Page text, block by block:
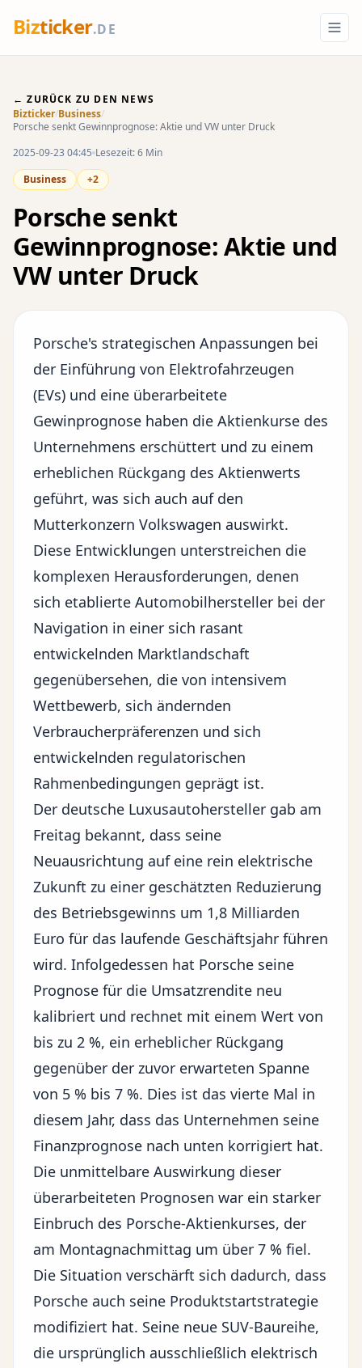
Bizticker.DE
← ZURÜCK ZU DEN NEWS
Bizticker/Business/
Porsche senkt Gewinnprognose: Aktie und VW unter Druck
2025-09-23 04:45 Lesezeit: 6 Min
Business
+2
Porsche senkt
Gewinnprognose: Aktie und
VW unter Druck
Porsche's strategischen Anpassungen bei
der Einführung von Elektrofahrzeugen
(EVs) und eine überarbeitete
Gewinprognose haben die Aktienkurse des
Unternehmens erschüttert und zu einem
erheblichen Rückgang des Aktienwerts
geführt, was sich auch auf den
Mutterkonzern Volkswagen auswirkt.
Diese Entwicklungen unterstreichen die
komplexen Herausforderungen, denen
sich etablierte Automobilhersteller bei der
Navigation in einer sich rasant
entwickelnden Marktlandschaft
gegenübersehen, die von intensivem
Wettbewerb, sich ändernden
Verbraucherpräferenzen und sich
entwickelnden regulatorischen
Rahmenbedingungen geprägt ist.
Der deutsche Luxusautohersteller gab am
Freitag bekannt, dass seine
Neuausrichtung auf eine rein elektrische
Zukunft zu einer geschätzten Reduzierung
des Betriebsgewinns um 1,8 Milliarden
Euro für das laufende Geschäftsjahr führen
wird. Infolgedessen hat Porsche seine
Prognose für die Umsatzrendite neu
kalibriert und rechnet mit einem Wert von
bis zu 2 %, ein erheblicher Rückgang
gegenüber der zuvor erwarteten Spanne
von 5 % bis 7 %. Dies ist das vierte Mal in
diesem Jahr, dass das Unternehmen seine
Finanzprognose nach unten korrigiert hat.
Die unmittelbare Auswirkung dieser
überarbeiteten Prognosen war ein starker
Einbruch des Porsche-Aktienkurses, der
am Montagnachmittag um über 7 % fiel.
Die Situation verschärft sich dadurch, dass
Porsche auch seine Produktstartstrategie
modifiziert hat. Seine neue SUV-Baureihe,
die ursprünglich ausschließlich elektrisch